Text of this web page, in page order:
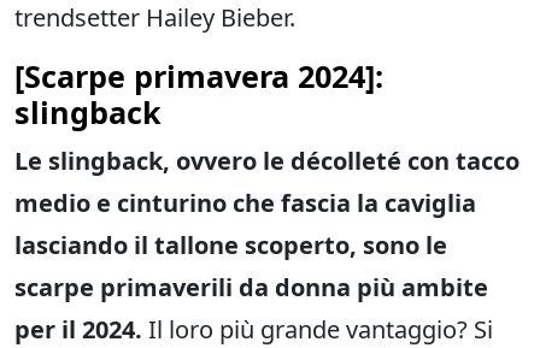
trendsetter Hailey Bieber.
[Scarpe primavera 2024]:
slingback
Le slingback, ovvero le décolleté con tacco
medio e cinturino che fascia la caviglia
lasciando il tallone scoperto, sono le
scarpe primaverili da donna più ambite
per il 2024. Il loro più grande vantaggio? Si